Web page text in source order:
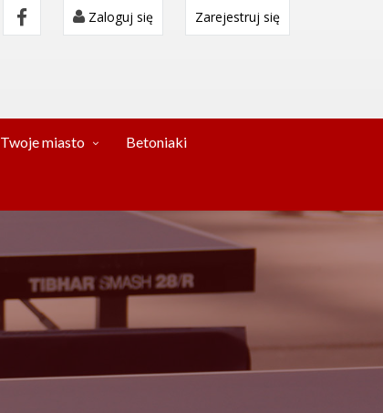
Zaloguj się Zarejestruj się
Twoje miasto Betoniaki